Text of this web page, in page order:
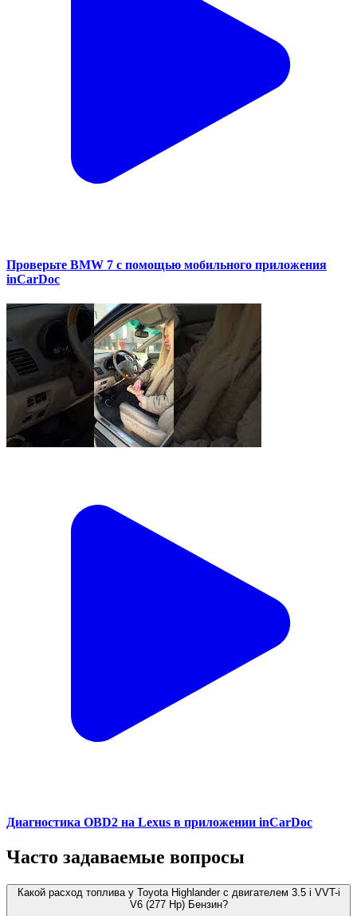
Проверьте BMW 7 с помощью мобильного приложения
inCarDoc
Диагностика OBD2 на Lexus в приложении inCarDoc
Часто задаваемые вопросы
Какой расход топлива у Toyota Highlander с двигателем 3.5 i VVT-i
V6 (277 Hp) Бензин?